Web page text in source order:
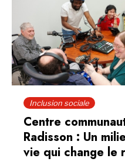
Inclusion sociale
Centre
Radisson : Un
vie qui change le